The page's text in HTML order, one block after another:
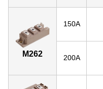
M262
150A
200A